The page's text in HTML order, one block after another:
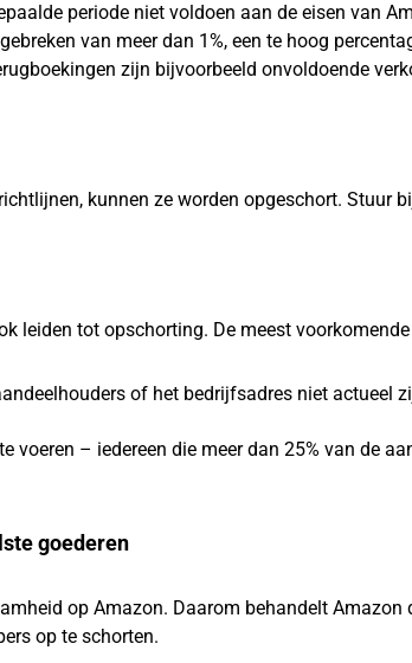
periode niet voldoen aan de eisen van
van meer dan 1%, een te hoog
zijn bijvoorbeeld onvoldoende
kunnen ze worden opgeschort. Stuur
leiden tot opschorting. De meest
of het bedrijfsadres niet actueel
voeren – iedereen die meer dan 25% van de
goederen
op Amazon. Daarom behandelt Amazon
op te schorten.